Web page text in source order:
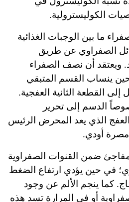
الكوليسترولية.
ما بين الوجبات الغذائية
الصفراوي عن طريق
ويعتقد أن نصف الصفراء
ينساب القسم المتبقي
القطعة الثانية العفجية.
الدسم إلى تحرير
الذي يعد المحرض الرئيس
مصرة أودي.
ضمن القنوات الصفراوية
في حين يؤدي ارتفاع الضغط
كما ينجم الألم عن وجود
أو في المرارة تسد هذه